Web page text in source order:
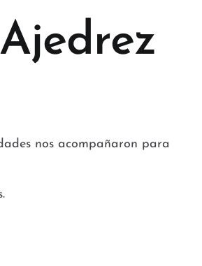
nos acompañaron para